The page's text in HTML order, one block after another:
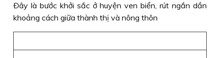
Ðây là bước khởi sắc ở huyện ven biển, rút ngắn dần
khoảng cách giữa thành thị và nông thôn